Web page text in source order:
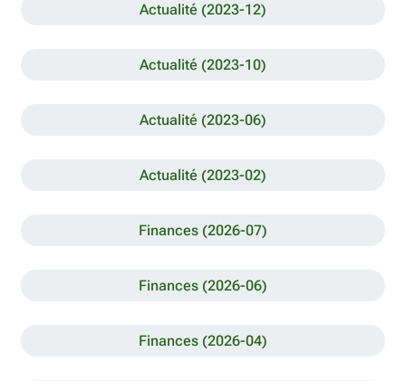
Actualité (2023-12)
Actualité (2023-10)
Actualité (2023-06)
Actualité (2023-02)
Finances (2026-07)
Finances (2026-06)
Finances (2026-04)